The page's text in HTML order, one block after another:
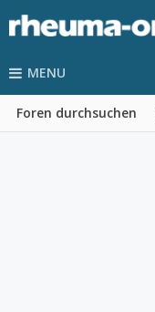
MENU
Foren durchsuchen